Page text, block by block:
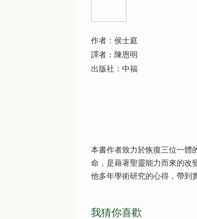
作者：侯士庭
譯者：陳恩明
出版社：中福
本書作者致力於恢復三位一體
命，是藉著聖靈能力而來的改
他多年學術研究的心得，帶到
我猜你喜歡